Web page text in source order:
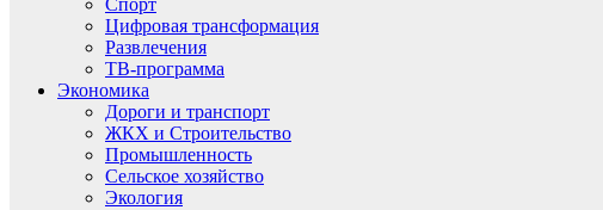
Спорт
Цифровая трансформация
Развлечения
ТВ-программа
Экономика
Дороги и транспорт
ЖКХ и Строительство
Промышленность
Сельское хозяйство
Экология